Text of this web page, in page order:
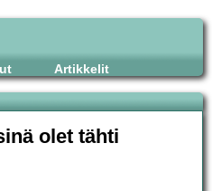
Artikkelit
olet tähti